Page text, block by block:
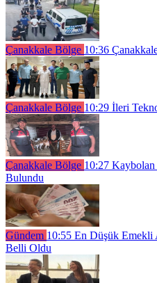
Çanakkale Bölge 10:36
Çanakkale Bölge 10:29 İleri
Çanakkale Bölge 10:27 Kaybolan
Bulundu
Gündem 10:55 En Düşük Emekli
Belli Oldu